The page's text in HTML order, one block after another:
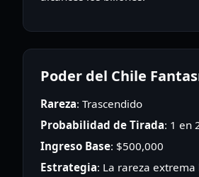
Poder del Chile
Rareza: Trascendido
Probabilidad de Tirada: 1 en
Ingreso Base: $500,000
Estrategia: La rareza